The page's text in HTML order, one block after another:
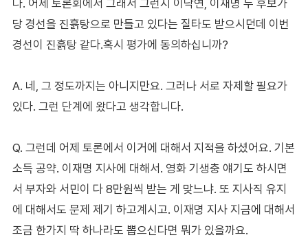
다. 어제 토론회에서 그래서 그런지 이낙연, 이재명 두 후보가
당 경선을 진흙탕으로 만들고 있다는 질타도 받으시던데 이번
경선이 진흙탕 같다.혹시 평가에 동의하십니까?
A. 네, 그 정도까지는 아니지만요. 그러나 서로 자제할 필요가
있다. 그런 단계에 왔다고 생각합니다.
Q. 그런데 어제 토론에서 이거에 대해서 지적을 하셨어요. 기본
소득 공약. 이재명 지사에 대해서. 영화 기생충 얘기도 하시면
서 부자와 서민이 다 8만원씩 받는 게 맞느냐. 또 지사직 유지
에 대해서도 문제 제기 하고계시고. 이재명 지사 지금에 대해서
조금 한가지 딱 하나라도 뽑으신다면 뭐가 있을까요.